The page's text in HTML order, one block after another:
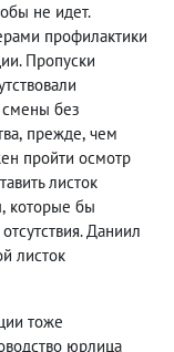
не идет.
профилактики
Пропуски
без
, прежде, чем
пройти осмотр
листок
, которые бы
Даниил
листок
тоже
юрлица